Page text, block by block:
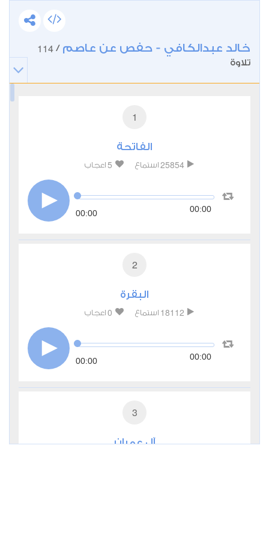
خالد عبدالكافي - حفص عن عاصم /
114
تلاوة
1
الفاتحة
25854 استماع 5 اعجاب
00:00 00:00
2
البقرة
18112 استماع 0 اعجاب
00:00 00:00
3
آل عمران